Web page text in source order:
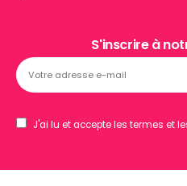
S'inscrire à
J'ai lu et accepte les termes et